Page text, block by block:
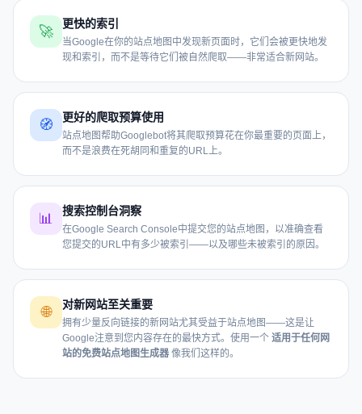
🚀 更快的索引
当Google在你的站点地图中发现新页面时，它们会被更快地发
现和索引，而不是等待它们被自然爬取——非常适合新网站。
🧭 更好的爬取预算使用
站点地图帮助Googlebot将其爬取预算花在你最重要的页面上，
而不是浪费在死胡同和重复的URL上。
📊 搜索控制台洞察
在Google Search Console中提交您的站点地图，以准确查看
您提交的URL中有多少被索引——以及哪些未被索引的原因。
🌐 对新网站至关重要
拥有少量反向链接的新网站尤其受益于站点地图——这是让
Google注意到您内容存在的最快方式。使用一个 适用于任何网
站的免费站点地图生成器 像我们这样的。